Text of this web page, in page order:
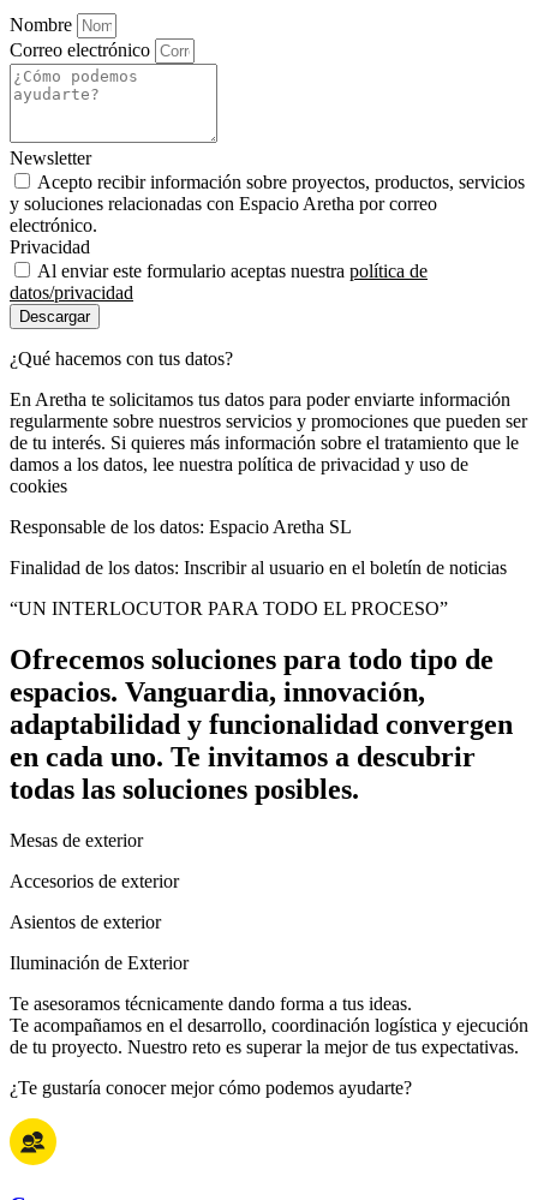
Nombre
Correo electrónico
Newsletter
Acepto recibir información sobre proyectos, productos, servicios
y soluciones relacionadas con Espacio Aretha por correo
electrónico.
Privacidad
Al enviar este formulario aceptas nuestra política de
datos/privacidad
Descargar
¿Qué hacemos con tus datos?
En Aretha te solicitamos tus datos para poder enviarte información
regularmente sobre nuestros servicios y promociones que pueden ser
de tu interés. Si quieres más información sobre el tratamiento que le
damos a los datos, lee nuestra política de privacidad y uso de
cookies
Responsable de los datos: Espacio Aretha SL
Finalidad de los datos: Inscribir al usuario en el boletín de noticias
“UN INTERLOCUTOR PARA TODO EL PROCESO”
Ofrecemos soluciones para todo tipo de
espacios. Vanguardia, innovación,
adaptabilidad y funcionalidad convergen
en cada uno. Te invitamos a descubrir
todas las soluciones posibles.
Mesas de exterior
Accesorios de exterior
Asientos de exterior
Iluminación de Exterior
Te asesoramos técnicamente dando forma a tus ideas.
Te acompañamos en el desarrollo, coordinación logística y ejecución
de tu proyecto. Nuestro reto es superar la mejor de tus expectativas.
¿Te gustaría conocer mejor cómo podemos ayudarte?